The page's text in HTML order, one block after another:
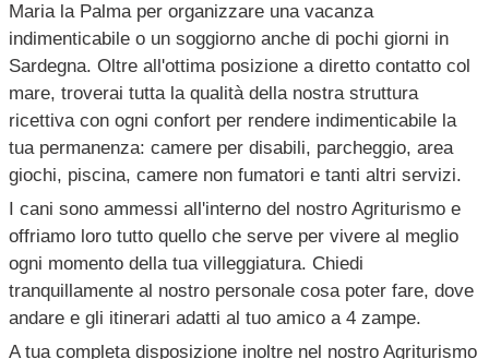
Maria la Palma per organizzare una vacanza
indimenticabile o un soggiorno anche di pochi giorni in
Sardegna. Oltre all'ottima posizione a diretto contatto col
mare, troverai tutta la qualità della nostra struttura
ricettiva con ogni confort per rendere indimenticabile la
tua permanenza: camere per disabili, parcheggio, area
giochi, piscina, camere non fumatori e tanti altri servizi.
I cani sono ammessi all'interno del nostro Agriturismo e
offriamo loro tutto quello che serve per vivere al meglio
ogni momento della tua villeggiatura. Chiedi
tranquillamente al nostro personale cosa poter fare, dove
andare e gli itinerari adatti al tuo amico a 4 zampe.
A tua completa disposizione inoltre nel nostro Agriturismo